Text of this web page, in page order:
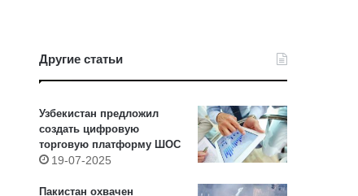
Другие статьи
Узбекистан предложил
создать цифровую
торговую платформу ШОС
19-07-2025
Пакистан охвачен